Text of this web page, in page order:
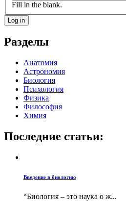
Fill in the blank.
Разделы
Анатомия
Астрономия
Биология
Психология
Физика
Философия
Химия
Последние статьи:
Введение в биологию
“Биология – это наука о ж...